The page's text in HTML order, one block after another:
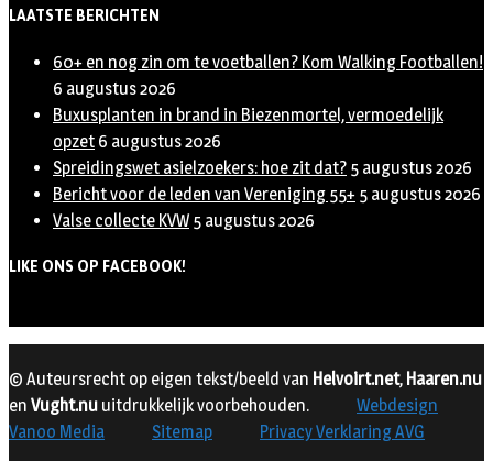
LAATSTE BERICHTEN
60+ en nog zin om te voetballen? Kom Walking Footballen!
6 augustus 2026
Buxusplanten in brand in Biezenmortel, vermoedelijk
opzet 6 augustus 2026
Spreidingswet asielzoekers: hoe zit dat? 5 augustus 2026
Bericht voor de leden van Vereniging 55+ 5 augustus 2026
Valse collecte KVW 5 augustus 2026
LIKE ONS OP FACEBOOK!
© Auteursrecht op eigen tekst/beeld van Helvoirt.net, Haaren.nu
en Vught.nu uitdrukkelijk voorbehouden.
Webdesign
Vanoo Media
Sitemap Privacy Verklaring AVG